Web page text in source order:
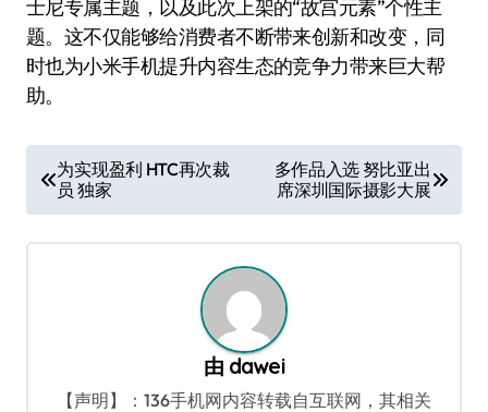
士尼专属主题，以及此次上架的“故宫元素”个性主
题。这不仅能够给消费者不断带来创新和改变，同
时也为小米手机提升内容生态的竞争力带来巨大帮
助。
章
导
为实现盈利 HTC再次裁
员 独家
多作品入选 努比亚出
席深圳国际摄影大展
由 dawei
【声明】：136手机网内容转载自互联网，其相关